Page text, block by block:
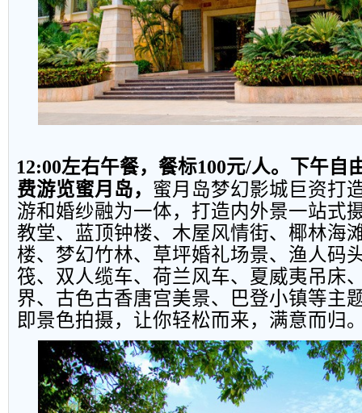
12:00左右午餐，餐标100元/人。下午自
费游览蜜月岛， 蜜月岛梦幻影城巨资打
游和婚纱融为一体，打造内外景一站式
教堂、蓝顶钟楼、木屋风情街、椰林海
楼、梦幻竹林、草坪婚礼场景、渔人码
筏、双人缆车、荷兰风车、夏威夷吊床
界、古色古香唐宫美景、巴登小镇等主
即景色拍摄，让你轻松而来，满意而归